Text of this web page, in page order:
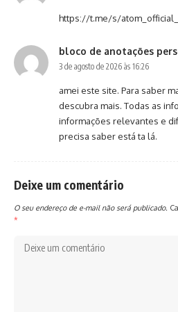
https://t.me/s/
bloco de anotações
3 de agosto de 2026 às 16:26
amei este site. Para saber
descubra mais. Todas as
informações relevantes e
precisa saber está ta lá.
Deixe um comentário
O seu endereço de e-mail não será publicado.
*